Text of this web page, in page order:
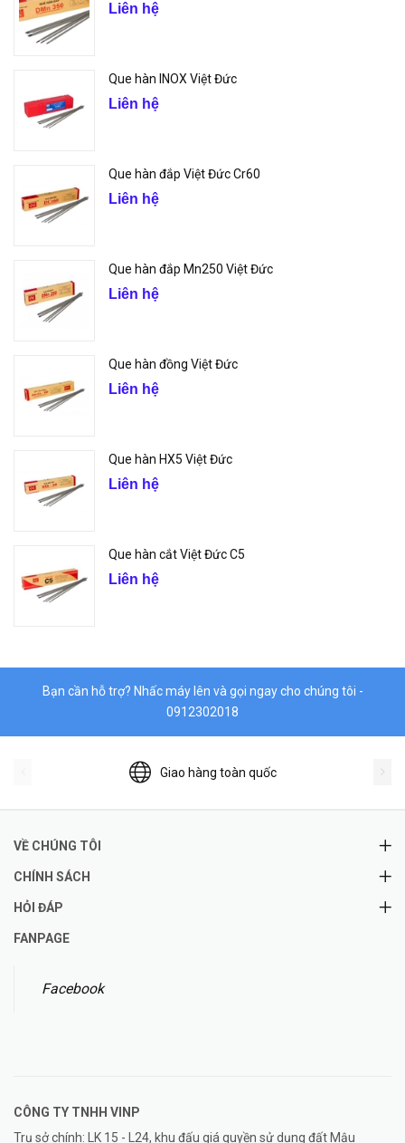
Liên hệ
Que hàn INOX Việt Đức
Liên hệ
Que hàn đắp Việt Đức Cr60
Liên hệ
Que hàn đắp Mn250 Việt Đức
Liên hệ
Que hàn đồng Việt Đức
Liên hệ
Que hàn HX5 Việt Đức
Liên hệ
Que hàn cắt Việt Đức C5
Liên hệ
Bạn cần hỗ trợ? Nhấc máy lên và gọi ngay cho chúng tôi -
0912302018
Giao hàng toàn quốc
VỀ CHÚNG TÔI
CHÍNH SÁCH
HỎI ĐÁP
FANPAGE
Facebook
CÔNG TY TNHH VINP
Trụ sở chính: LK 15 - L24, khu đấu giá quyền sử dụng đất Mậu